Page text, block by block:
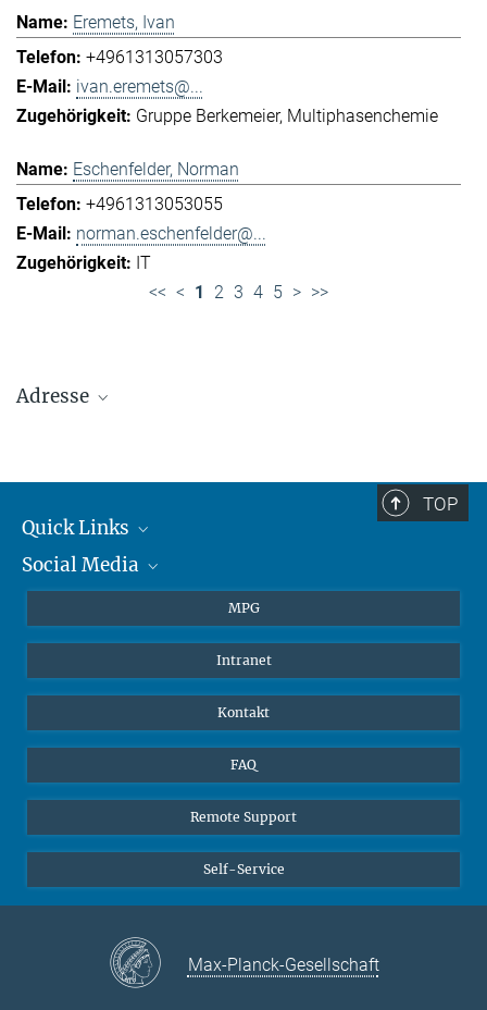
Eremets, Ivan
+4961313057303
ivan.eremets@...
Gruppe Berkemeier Multiphasenchemie
Eschenfelder, Norman
+4961313053055
norman.eschenfelder@...
IT
<< < 1 2 3 4 5 > >>
Adresse
+49 6131 305-1309
Hahn-Meitner-Weg 1, 55128 Mainz
TOP
Quick Links
Journalisten
Alumni
Social Media
Facebook
Instagram
YouTube
MPG
Intranet
Kontakt
FAQ
Remote Support
Self-Service
Max-Planck-Gesellschaft